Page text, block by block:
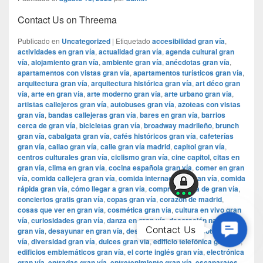
Contact Us on Threema
Publicado en Uncategorized | Etiquetado accesibilidad gran vía,
actividades en gran vía, actualidad gran vía, agenda cultural gran
vía, alojamiento gran vía, ambiente gran vía, anécdotas gran vía,
apartamentos con vistas gran vía, apartamentos turísticos gran vía,
arquitectura gran vía, arquitectura histórica gran vía, art déco gran
vía, arte en gran vía, arte moderno gran vía, arte urbano gran vía,
artistas callejeros gran vía, autobuses gran vía, azoteas con vistas
gran vía, bandas callejeras gran vía, bares en gran vía, barrios
cerca de gran vía, bicicletas gran vía, broadway madrileño, brunch
gran vía, cabalgata gran vía, cafés históricos gran vía, cafeterías
gran vía, callao gran vía, calle gran vía madrid, capitol gran vía,
centros culturales gran vía, ciclismo gran vía, cine capitol, citas en
gran vía, clima en gran vía, cocina española gran vía, comer en gran
vía, comida callejera gran vía, comida internacional gran vía, comida
rápida gran vía, cómo llegar a gran vía, compras cerca de gran vía,
conciertos gratis gran vía, copas gran vía, corazón de madrid,
cosas que ver en gran vía, cosmética gran vía, cultura en vivo gran
vía, curiosidades gran vía, danza en gran vía decoración navideña
gran vía, desayunar en gran vía, desayuno gran vía,discotecas gran
vía, diversidad gran vía, dulces gran vía, edificio telefónica gran vía,
edificios emblemáticos gran vía, el corte inglés gran vía, electrónica
Us
Contact Us